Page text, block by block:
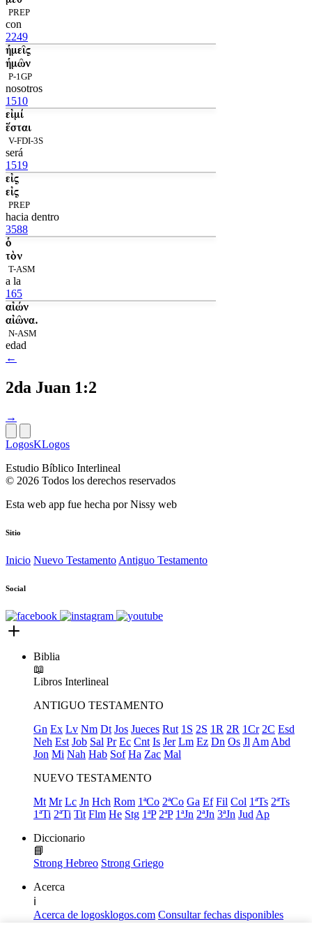
PREP
con
2249
ἡμεῖς
ἡμῶν
P-1GP
nosotros
1510
εἰμί
ἔσται
V-FDI-3S
será
1519
εἰς
εἰς
PREP
hacia dentro
3588
ὁ
τὸν
T-ASM
a la
165
αἰών
αἰῶνα.
N-ASM
edad
←
2da Juan 1:2
→
LogosKLogos
Estudio Bíblico Interlineal
© 2026 Todos los derechos reservados
Esta web app fue hecha porNissy web
Sitio
Inicio Nuevo Testamento Antiguo Testamento
Social
Biblia
📖
Libros Interlineal
ANTIGUO TESTAMENTO
Gn Ex Lv Nm Dt Jos Jueces Rut 1S 2S 1R 2R 1Cr 2C Esd
Neh Est Job Sal Pr Ec Cnt Is Jer Lm Ez Dn Os Jl Am Abd
Jon Mi Nah Hab Sof Ha Zac Mal
NUEVO TESTAMENTO
Mt Mr Lc Jn Hch Rom 1ªCo 2ªCo Ga Ef Fil Col 1ªTs 2ªTs
1ªTi 2ªTi Tit Flm He Stg 1ªP 2ªP 1ªJn 2ªJn 3ªJn Jud Ap
Diccionario
📘
Strong Hebreo Strong Griego
Acerca
ℹ️
Acerca de logosklogos.com Consultar fechas disponibles